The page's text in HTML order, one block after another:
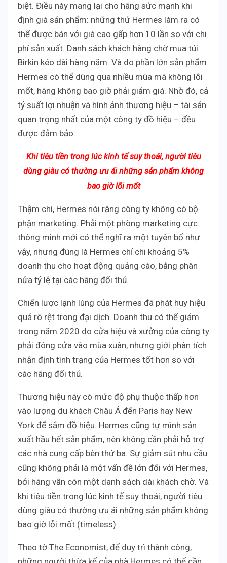
biệt. Điều này mang lại cho hãng sức mạnh khi
định giá sản phẩm: những thứ Hermes làm ra có
thể được bán với giá cao gấp hơn 10 lần so với chi
phí sản xuất. Danh sách khách hàng chờ mua túi
Birkin kéo dài hàng năm. Và do phần lớn sản phẩm
Hermes có thể dùng qua nhiều mùa mà không lỗi
mốt, hãng không bao giờ phải giảm giá. Nhờ đó, cả
tỷ suất lợi nhuận và hình ảnh thương hiệu – tài sản
quan trọng nhất của một công ty đồ hiệu – đều
được đảm bảo.
Khi tiêu tiền trong lúc kinh tế suy thoái, người tiêu
dùng giàu có thường ưu ái những sản phẩm không
bao giờ lỗi mốt
Thậm chí, Hermes nói rằng công ty không có bộ
phận marketing. Phải một phòng marketing cực
thông minh mới có thể nghĩ ra một tuyên bố như
vậy, nhưng đúng là Hermes chỉ chi khoảng 5%
doanh thu cho hoạt động quảng cáo, bằng phân
nửa tỷ lệ tại các hãng đối thủ.
Chiến lược lạnh lùng của Hermes đã phát huy hiệu
quả rõ rệt trong đại dịch. Doanh thu có thể giảm
trong năm 2020 do cửa hiệu và xưởng của công ty
phải đóng cửa vào mùa xuân, nhưng giới phân tích
nhận định tình trạng của Hermes tốt hơn so với
các hãng đối thủ.
Thương hiệu này có mức độ phụ thuộc thấp hơn
vào lượng du khách Châu Á đến Paris hay New
York để sắm đồ hiệu. Hermes cũng tự mình sản
xuất hầu hết sản phẩm, nên không cần phải hỗ trợ
các nhà cung cấp bên thứ ba. Sự giảm sút nhu cầu
cũng không phải là một vấn đề lớn đối với Hermes,
bởi hãng vẫn còn một danh sách dài khách chờ. Và
khi tiêu tiền trong lúc kinh tế suy thoái, người tiêu
dùng giàu có thường ưu ái những sản phẩm không
bao giờ lỗi mốt (timeless).
Theo tờ The Economist, để duy trì thành công,